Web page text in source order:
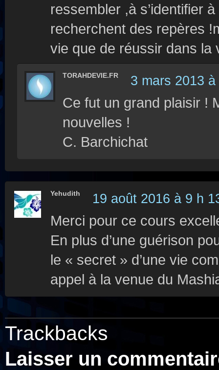
ressembler ,à s’identifier
recherchent des repères
vie que de réussir dans la
TORAHDEVIE.FR 3 mars 2013
Ce fut un grand plaisir !
nouvelles !
C. Barchichat
Yehudith 19 août 2016 à 9 h
Merci pour ce cours
En plus d’une guérison
le « secret » d’une vie
appel à la venue du
Trackbacks
Laisser un